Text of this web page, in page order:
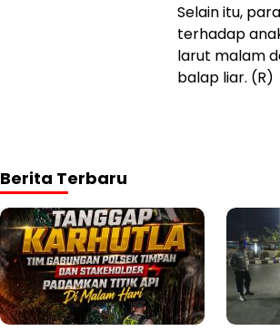
Selain itu,
terhadap
larut malam
balap liar. (R)
Berita Terbaru